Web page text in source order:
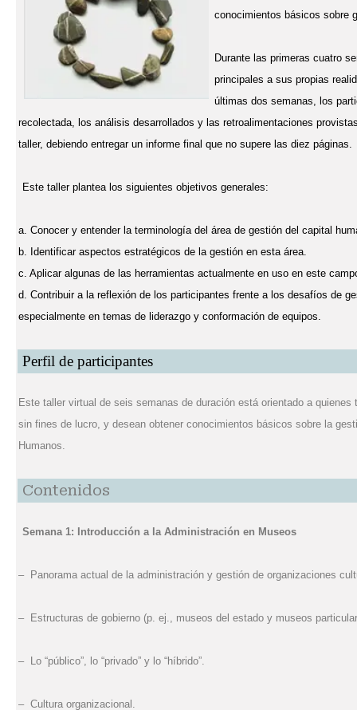
conocimientos básicos sobre
Durante las primeras cuatro
principales a sus propias
últimas dos semanas, los
recolectada, los análisis desarrollados y las retroalimentaciones
taller, debiendo entregar un informe final que no supere las diez páginas.
Este taller plantea los siguientes objetivos generales:
a. Conocer y entender la terminología del área de gestión del capital
b. Identificar aspectos estratégicos de la gestión en esta área.
c. Aplicar algunas de las herramientas actualmente en uso en este
d. Contribuir a la reflexión de los participantes frente a los desafíos de
especialmente en temas de liderazgo y conformación de equipos.
Perfil de participantes
Este taller virtual de seis semanas de duración está orientado a
sin fines de lucro, y desean obtener conocimientos básicos sobre la
Humanos.
Contenidos
Semana 1: Introducción a la Administración en Museos
– Panorama actual de la administración y gestión de organizaciones
– Estructuras de gobierno (p. ej., museos del estado y museos
– Lo “público”, lo “privado” y lo “híbrido”.
– Cultura organizacional.